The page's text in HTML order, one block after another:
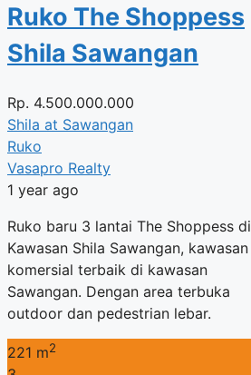
Ruko The Shoppess
Shila Sawangan
Rp. 4.500.000.000
Shila at Sawangan
Ruko
Vasapro Realty
1 year ago
Ruko baru 3 lantai The Shoppess di
Kawasan Shila Sawangan, kawasan
komersial terbaik di kawasan
Sawangan. Dengan area terbuka
outdoor dan pedestrian lebar.
221 m2